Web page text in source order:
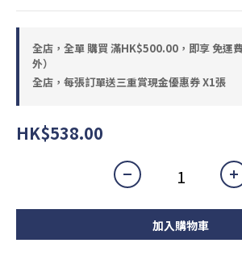
全店，全單 購買 滿HK$500.00，即享 免運
外）
全店，每張訂單送三重賞現金優惠券 X1張
HK$538.00
加入購物車